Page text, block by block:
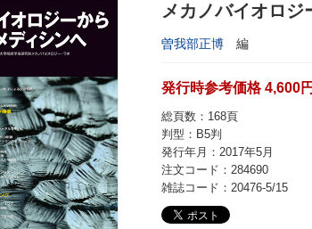
メカノバイオロ
曽我部正博 編
発行時参考価格 4,600円
総頁数：168頁
判型：B5判
発行年月：2017年5月
注文コード：284690
雑誌コード：20476-5/15